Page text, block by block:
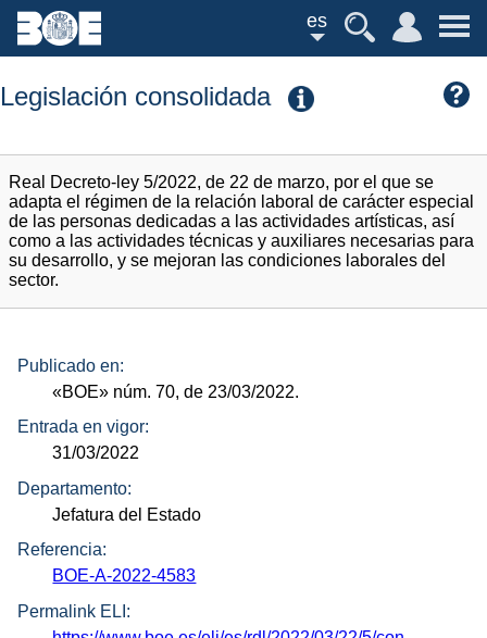
es
Legislación consolidada
Real Decreto-ley 5/2022, de 22 de marzo, por el que se
adapta el régimen de la relación laboral de carácter especial
de las personas dedicadas a las actividades artísticas, así
como a las actividades técnicas y auxiliares necesarias para
su desarrollo, y se mejoran las condiciones laborales del
sector.
Publicado en:
«BOE» núm. 70, de 23/03/2022.
Entrada en vigor:
31/03/2022
Departamento:
Jefatura del Estado
Referencia:
BOE-A-2022-4583
Permalink ELI: